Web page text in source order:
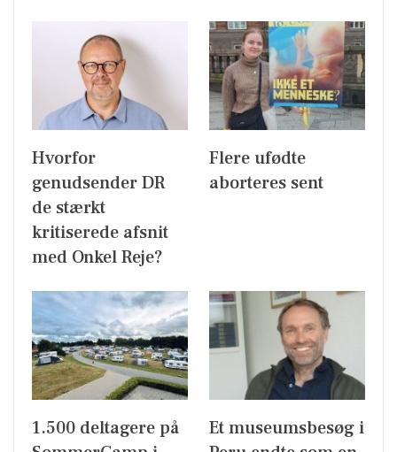
Hvorfor
genudsender DR
de stærkt
kritiserede afsnit
med Onkel Reje?
Flere ufødte
aborteres sent
1.500 deltagere på
Et museumsbesøg i